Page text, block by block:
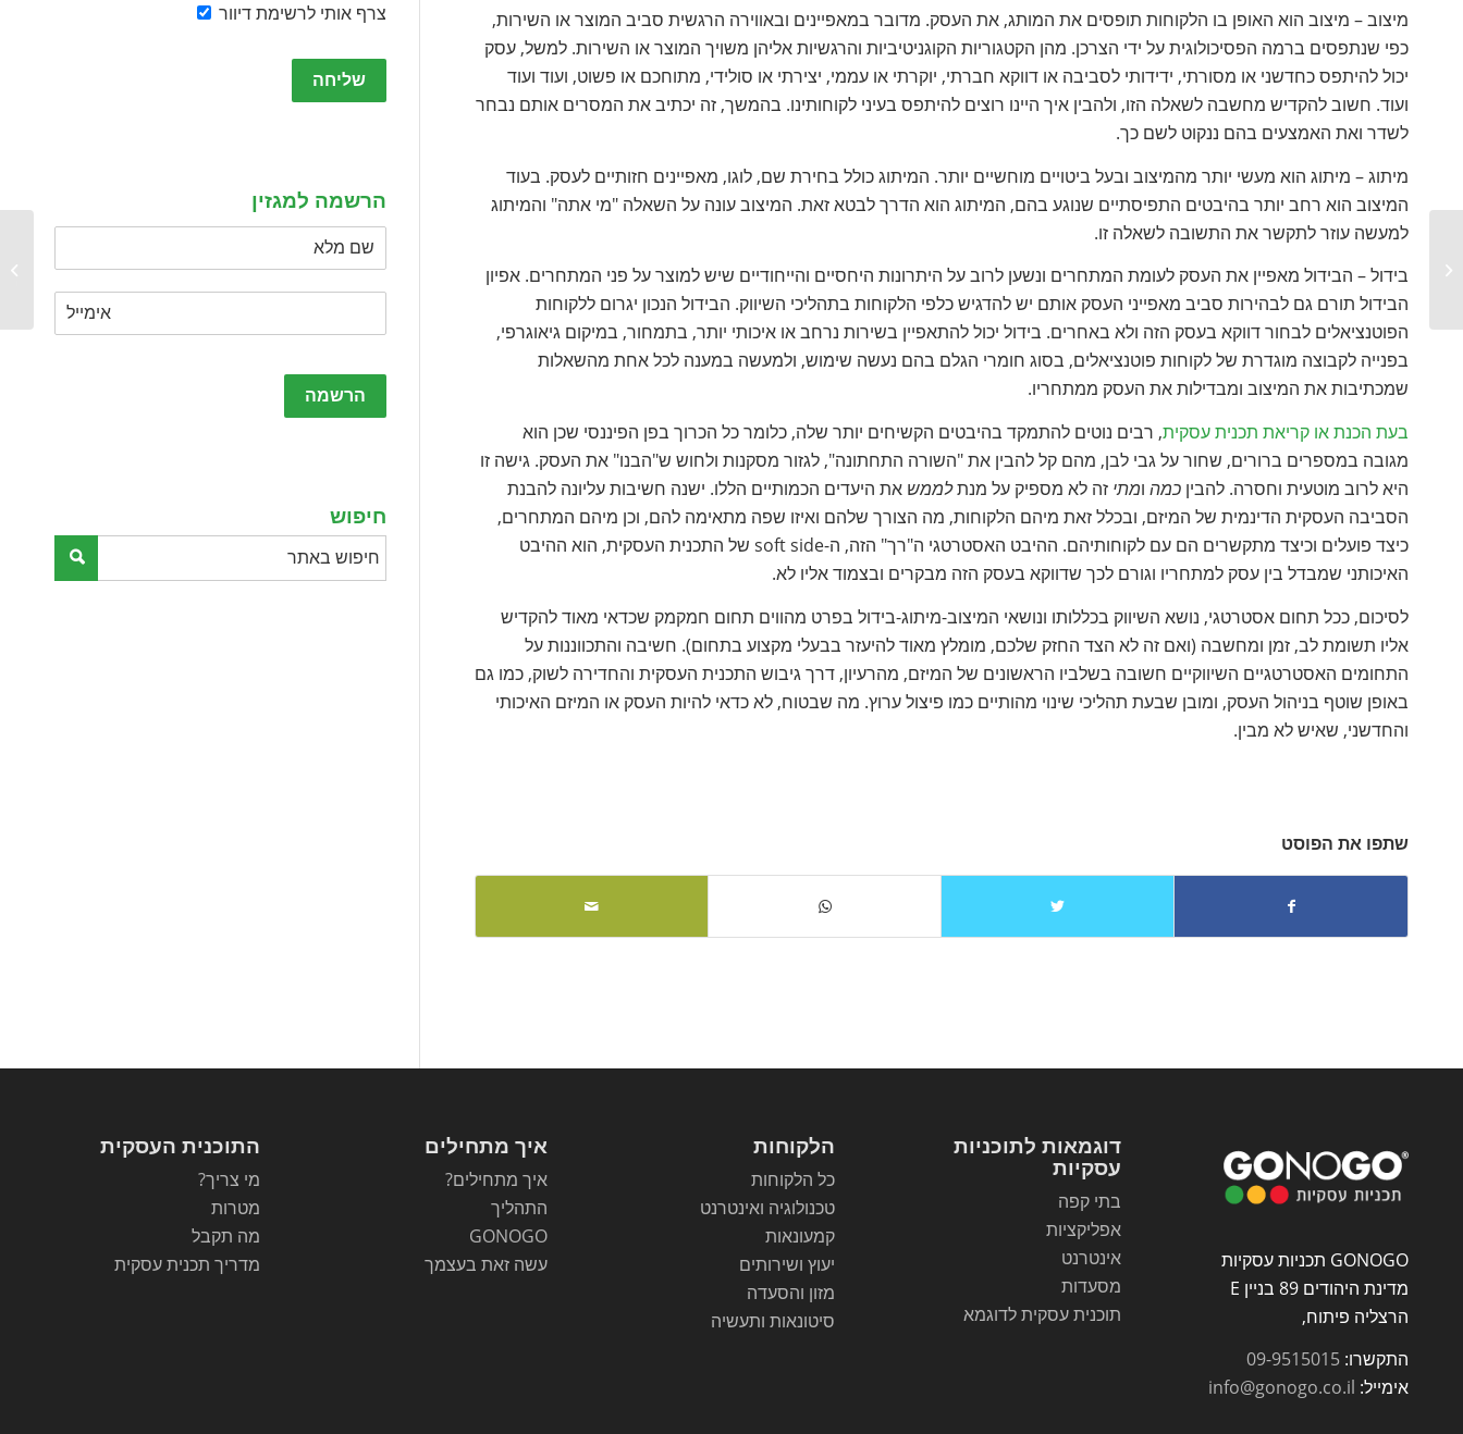
מיצוב – מיצוב הוא האופן בו הלקוחות תופסים את המותג, את העסק. מדובר במאפיינים ובאווירה הרגשית סביב המוצר או השירות,
כפי שנתפסים ברמה הפסיכולוגית על ידי הצרכן. מהן הקטגוריות הקוגניטיביות והרגשיות אליהן משויך המוצר או השירות. למשל, עסק
יכול להיתפס כחדשני או מסורתי, ידידותי לסביבה או דווקא חברתי, יוקרתי או עממי, יצירתי או סולידי, מתוחכם או פשוט, ועוד ועוד
ועוד. חשוב להקדיש מחשבה לשאלה הזו, ולהבין איך היינו רוצים להיתפס בעיני לקוחותינו. בהמשך, זה יכתיב את המסרים אותם נבחר
לשדר ואת האמצעים בהם ננקוט לשם כך.
מיתוג – מיתוג הוא מעשי יותר מהמיצוב ובעל ביטויים מוחשיים יותר. המיתוג כולל בחירת שם, לוגו, מאפיינים חזותיים לעסק. בעוד
המיצוב הוא רחב יותר בהיבטים התפיסתיים שנוגע בהם, המיתוג הוא הדרך לבטא זאת. המיצוב עונה על השאלה "מי אתה" והמיתוג
למעשה עוזר לתקשר את התשובה לשאלה זו.
בידול – הבידול מאפיין את העסק לעומת המתחרים ונשען לרוב על היתרונות היחסיים והייחודיים שיש למוצר על פני המתחרים. אפיון
הבידול תורם גם לבהירות סביב מאפייני העסק אותם יש להדגיש כלפי הלקוחות בתהליכי השיווק. הבידול הנכון יגרום ללקוחות
הפוטנציאלים לבחור דווקא בעסק הזה ולא באחרים. בידול יכול להתאפיין בשירות נרחב או איכותי יותר, בתמחור, במיקום גיאוגרפי,
בפנייה לקבוצה מוגדרת של לקוחות פוטנציאלים, בסוג חומרי הגלם בהם נעשה שימוש, ולמעשה במענה לכל אחת מהשאלות
שמכתיבות את המיצוב ומבדילות את העסק ממתחריו.
בעת הכנת או קריאת תכנית עסקית, רבים נוטים להתמקד בהיבטים הקשיחים יותר שלה, כלומר כל הכרוך בפן הפיננסי שכן הוא
מגובה במספרים ברורים, שחור על גבי לבן, מהם קל להבין את "השורה התחתונה", לגזור מסקנות ולחוש ש"הבנו" את העסק. גישה זו
היא לרוב מוטעית וחסרה. להבין כמה ומתי זה לא מספיק על מנתלממש את היעדים הכמותיים הללו. ישנה חשיבות עליונה להבנת
הסביבה העסקית הדינמית של המיזם, ובכלל זאת מיהם הלקוחות, מה הצורך שלהם ואיזו שפה מתאימה להם, וכן מיהם המתחרים,
כיצד פועלים וכיצד מתקשרים הם עם לקוחותיהם. ההיבט האסטרטגי ה"רך" הזה, ה-soft side של התכנית העסקית, הוא ההיבט
האיכותני שמבדל בין עסק למתחריו וגורם לכך שדווקא בעסק הזה מבקרים ובצמוד אליו לא.
לסיכום, ככל תחום אסטרטגי, נושא השיווק בכללותו ונושאי המיצוב-מיתוג-בידול בפרט מהווים תחום חמקמק שכדאי מאוד להקדיש
אליו תשומת לב, זמן ומחשבה (ואם זה לא הצד החזק שלכם, מומלץ מאוד להיעזר בבעלי מקצוע בתחום). חשיבה והתכווננות על
התחומים האסטרטגיים השיווקיים חשובה בשלביו הראשונים של המיזם, מהרעיון, דרך גיבוש התכנית העסקית והחדירה לשוק, כמו גם
באופן שוטף בניהול העסק, ומובן שבעת תהליכי שינוי מהותיים כמו פיצול ערוץ. מה שבטוח, לא כדאי להיות העסק או המיזם האיכותי
והחדשני, שאיש לא מבין.
שתפו את הפוסט
צרף אותי לרשימת דיוור
Please
leave
הרשמה למגזין
Please
leave
חיפוש
GONOGO תכניות עסקיות
מדינת היהודים 89 בניין E
הרצליה פיתוח,
התקשרו: 09-9515015
אימייל: info@gonogo.co.il
דוגמאות לתוכניות
עסקיות
בתי קפה
אפליקציות
אינטרנט
מסעדות
תוכנית עסקית לדוגמא
הלקוחות
כל הלקוחות
טכנולוגיה ואינטרנט
קמעונאות
יעוץ ושירותים
מזון והסעדה
סיטונאות ותעשיה
איך מתחילים
איך מתחילים?
התהליך
GONOGO
עשה זאת בעצמך
התוכנית העסקית
מי צריך?
מטרות
מה תקבל
מדריך תכנית עסקית
עסקית רב שנתית